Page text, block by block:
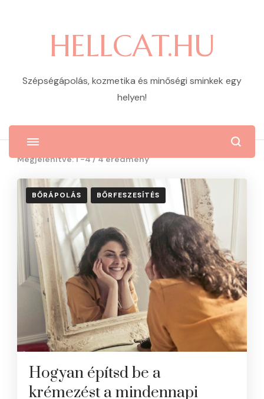
HELLCAT.HU
Szépségápolás, kozmetika és minőségi sminkek egy
helyen!
Megjelenítve: 1 -4 / 4 eredmény
BŐRÁPOLÁS BŐRFESZESÍTÉS
Hogyan építsd be a
krémezést a mindennapi